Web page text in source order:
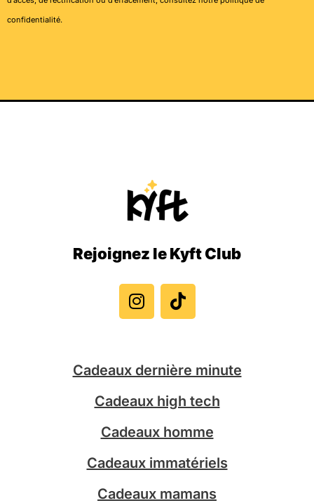
confidentialité.
Rejoignez le Kyft Club
n
s
t
r
a
m
i
k
t
Cadeaux dernière minute
Cadeaux high tech
Cadeaux homme
Cadeaux immatériels
Cadeaux mamans